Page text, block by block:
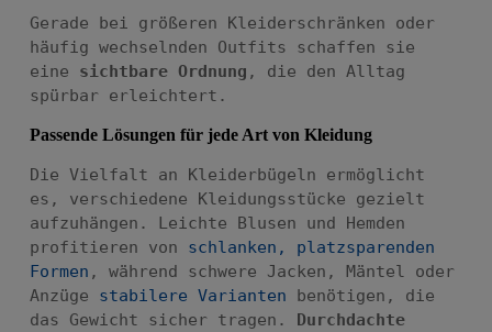
Gerade bei größeren Kleiderschränken oder
häufig wechselnden Outfits schaffen sie
eine sichtbare Ordnung , die den Alltag
spürbar erleichtert.
Passende Lösungen für jede Art von Kleidung
Die Vielfalt an Kleiderbügeln ermöglicht
es, verschiedene Kleidungsstücke gezielt
aufzuhängen. Leichte Blusen und Hemden
profitieren von schlanken, platzsparenden
Formen , während schwere Jacken, Mäntel oder
Anzüge stabilere Varianten benötigen, die
das Gewicht sicher tragen. Durchdachte